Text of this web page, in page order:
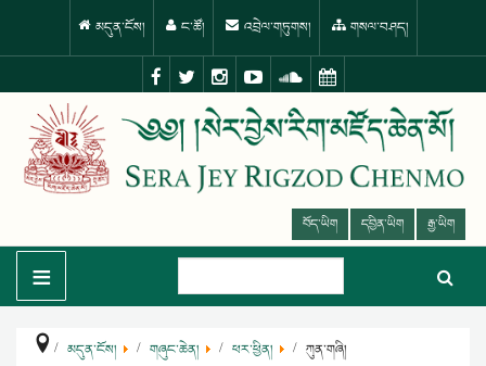
མདུན་ངོས། ང་ཚོ། འབྲེལ་གཏུགས། གསལ་བཤད།
བོད་ཡིག དབྱིན་ཡིག རྒྱ་ཡིག
≡
མདུན་ངོས། གཞུང་ཆེན། ཕར་ཕྱིན། ཀུན་གཞི།